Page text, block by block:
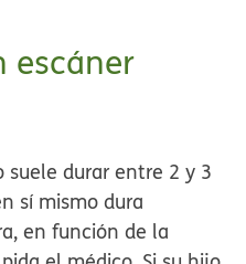
escáner
durar entre 2 y 3
sí mismo dura
en función de la